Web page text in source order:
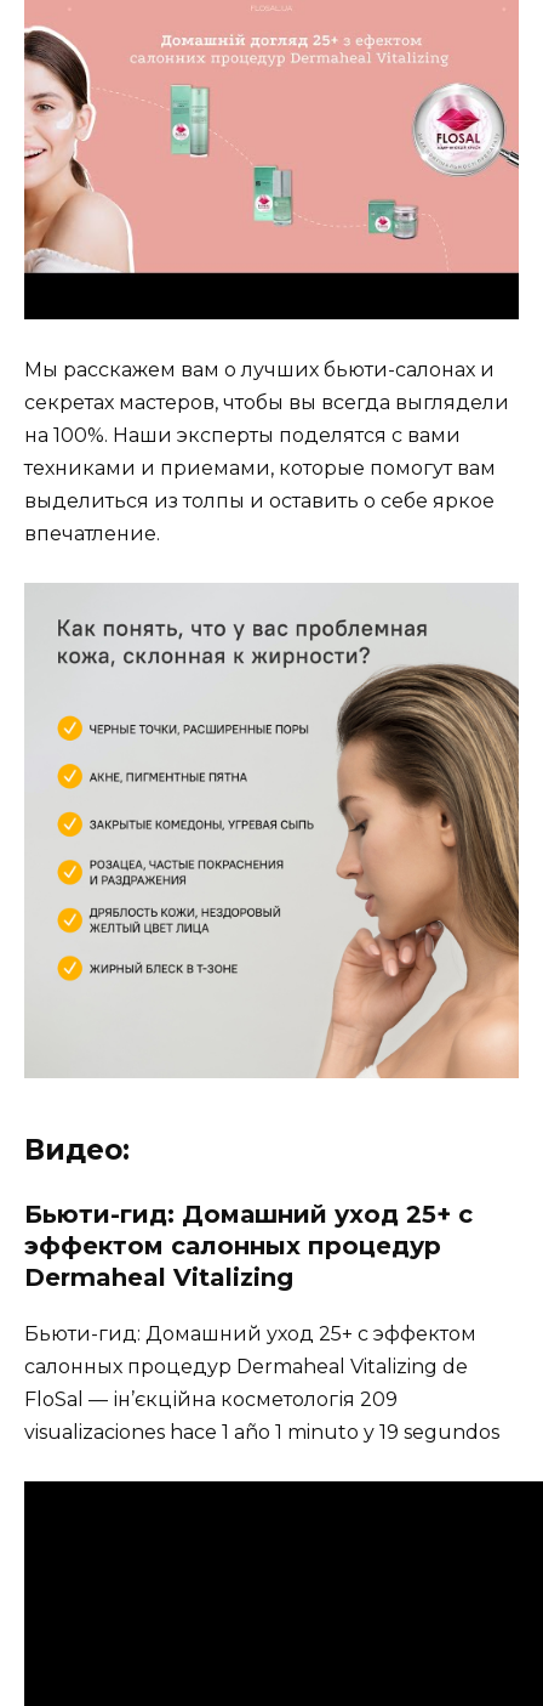
Мы расскажем вам о лучших бьюти-салонах и
секретах мастеров, чтобы вы всегда выглядели
на 100%. Наши эксперты поделятся с вами
техниками и приемами, которые помогут вам
выделиться из толпы и оставить о себе яркое
впечатление.
Видео:
Бьюти-гид: Домашний уход 25+ с
эффектом салонных процедур
Dermaheal Vitalizing
Бьюти-гид: Домашний уход 25+ с эффектом
салонных процедур Dermaheal Vitalizing de
FloSal — ін’єкційна косметологія 209
visualizaciones hace 1 año 1 minuto y 19 segundos